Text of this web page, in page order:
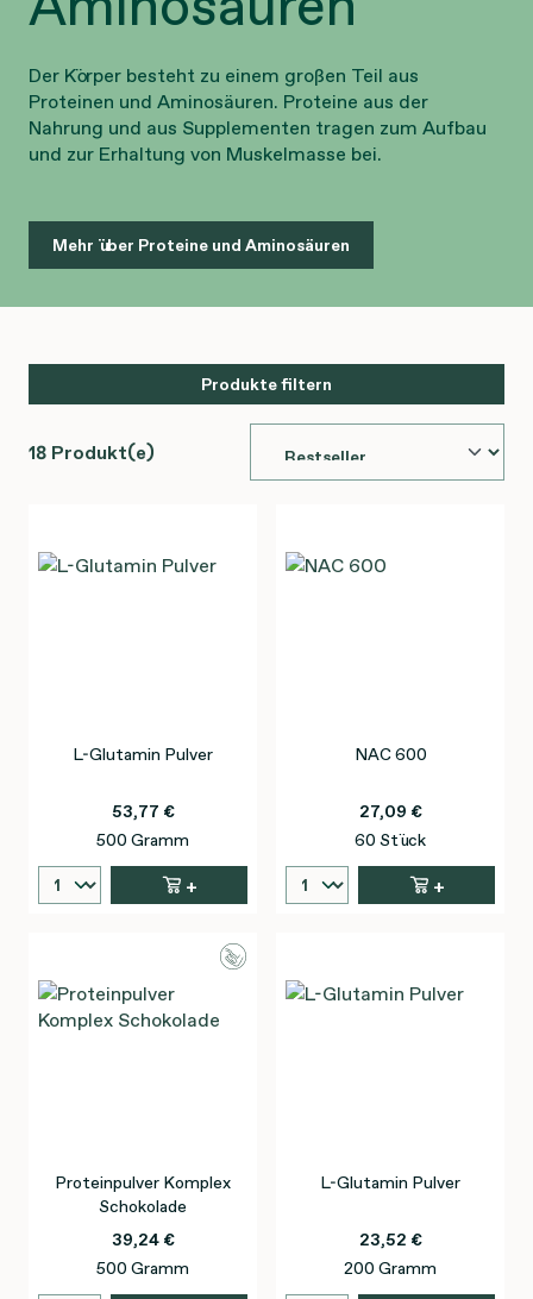
Der Körper besteht zu einem großen Teil aus
Proteinen und Aminosäuren. Proteine aus der
Nahrung und aus Supplementen tragen zum Aufbau
und zur Erhaltung von Muskelmasse bei.
Mehr über Proteine und Aminosäuren
Produkte filtern
18 Produkt(e)
L-Glutamin Pulver
53,77 €
500 Gramm
+
NAC 600
27,09 €
60 Stück
+
Proteinpulver Komplex
Schokolade
39,24 €
500 Gramm
L-Glutamin Pulver
23,52 €
200 Gramm